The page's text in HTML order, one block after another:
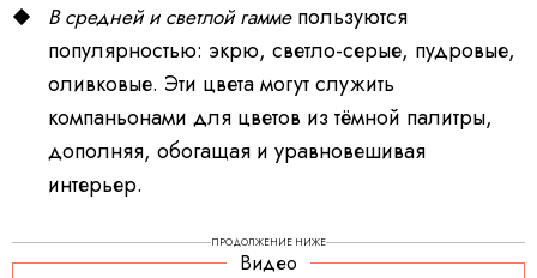
В средней и светлой гаммепользуются
популярностью: экрю, светло-серые, пудровые,
оливковые. Эти цвета могут служить
компаньонами для цветов из тёмной палитры,
дополняя, обогащая и уравновешивая
интерьер.
ПРОДОЛЖЕНИЕ НИЖЕ
Видео